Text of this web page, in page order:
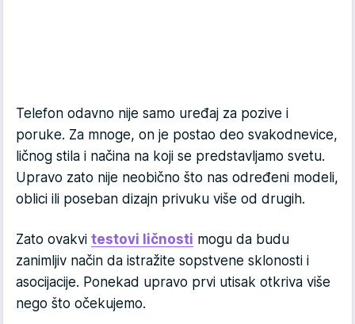
Telefon odavno nije samo uređaj za pozive i
poruke. Za mnoge, on je postao deo svakodnevice,
ličnog stila i načina na koji se predstavljamo svetu.
Upravo zato nije neobično što nas određeni modeli,
oblici ili poseban dizajn privuku više od drugih.
Zato ovakvi testovi ličnosti mogu da budu
zanimljiv način da istražite sopstvene sklonosti i
asocijacije. Ponekad upravo prvi utisak otkriva više
nego što očekujemo.